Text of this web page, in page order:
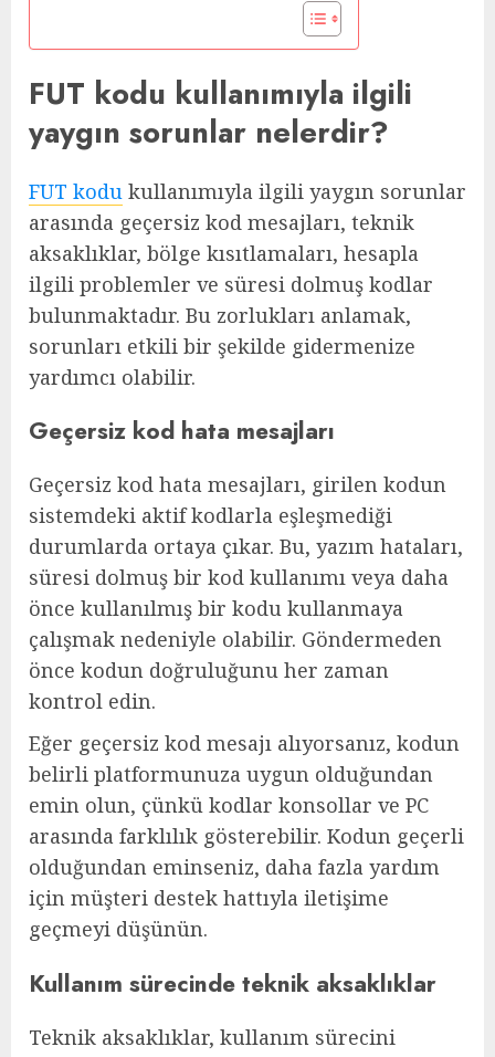
FUT kodu kullanımıyla ilgili
yaygın sorunlar nelerdir?
FUT kodu kullanımıyla ilgili yaygın sorunlar
arasında geçersiz kod mesajları, teknik
aksaklıklar, bölge kısıtlamaları, hesapla
ilgili problemler ve süresi dolmuş kodlar
bulunmaktadır. Bu zorlukları anlamak,
sorunları etkili bir şekilde gidermenize
yardımcı olabilir.
Geçersiz kod hata mesajları
Geçersiz kod hata mesajları, girilen kodun
sistemdeki aktif kodlarla eşleşmediği
durumlarda ortaya çıkar. Bu, yazım hataları,
süresi dolmuş bir kod kullanımı veya daha
önce kullanılmış bir kodu kullanmaya
çalışmak nedeniyle olabilir. Göndermeden
önce kodun doğruluğunu her zaman
kontrol edin.
Eğer geçersiz kod mesajı alıyorsanız, kodun
belirli platformunuza uygun olduğundan
emin olun, çünkü kodlar konsollar ve PC
arasında farklılık gösterebilir. Kodun geçerli
olduğundan eminseniz, daha fazla yardım
için müşteri destek hattıyla iletişime
geçmeyi düşünün.
Kullanım sürecinde teknik aksaklıklar
Teknik aksaklıklar, kullanım sürecini